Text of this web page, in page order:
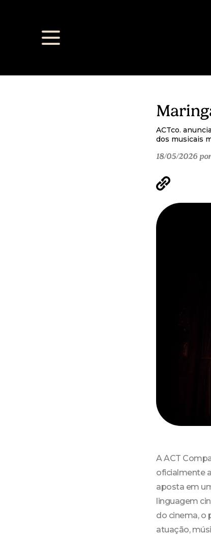
ACTco.
dos musicais
18/05/2026
A ACT
oficialmente
aposta em
linguagem
do cinema, o
atuação,